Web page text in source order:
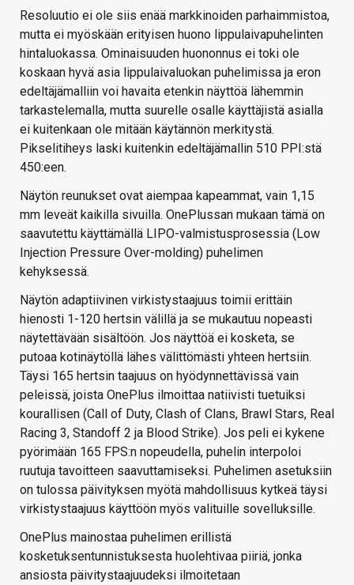
Resoluutio ei ole siis enää markkinoiden parhaimmistoa,
mutta ei myöskään erityisen huono lippulaivapuhelinten
hintaluokassa. Ominaisuuden huononnus ei toki ole
koskaan hyvä asia lippulaivaluokan puhelimissa ja eron
edeltäjämalliin voi havaita etenkin näyttöä lähemmin
tarkastelemalla, mutta suurelle osalle käyttäjistä asialla
ei kuitenkaan ole mitään käytännön merkitystä.
Pikselitiheys laski kuitenkin edeltäjämallin 510 PPI:stä
450:een.
Näytön reunukset ovat aiempaa kapeammat, vain 1,15
mm leveät kaikilla sivuilla. OnePlussan mukaan tämä on
saavutettu käyttämällä LIPO-valmistusprosessia (Low
Injection Pressure Over-molding) puhelimen
kehyksessä.
Näytön adaptiivinen virkistystaajuus toimii erittäin
hienosti 1-120 hertsin välillä ja se mukautuu nopeasti
näytettävään sisältöön. Jos näyttöä ei kosketa, se
putoaa kotinäytöllä lähes välittömästi yhteen hertsiin.
Täysi 165 hertsin taajuus on hyödynnettävissä vain
peleissä, joista OnePlus ilmoittaa natiivisti tuetuiksi
kourallisen (Call of Duty, Clash of Clans, Brawl Stars, Real
Racing 3, Standoff 2 ja Blood Strike). Jos peli ei kykene
pyörimään 165 FPS:n nopeudella, puhelin interpoloi
ruutuja tavoitteen saavuttamiseksi. Puhelimen asetuksiin
on tulossa päivityksen myötä mahdollisuus kytkeä täysi
virkistystaajuus käyttöön myös valituille sovelluksille.
OnePlus mainostaa puhelimen erillistä
kosketuksentunnistuksesta huolehtivaa piiriä, jonka
ansiosta päivitystaajuudeksi ilmoitetaan